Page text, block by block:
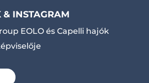
& INSTAGRAM
EOLO és Capelli hajók